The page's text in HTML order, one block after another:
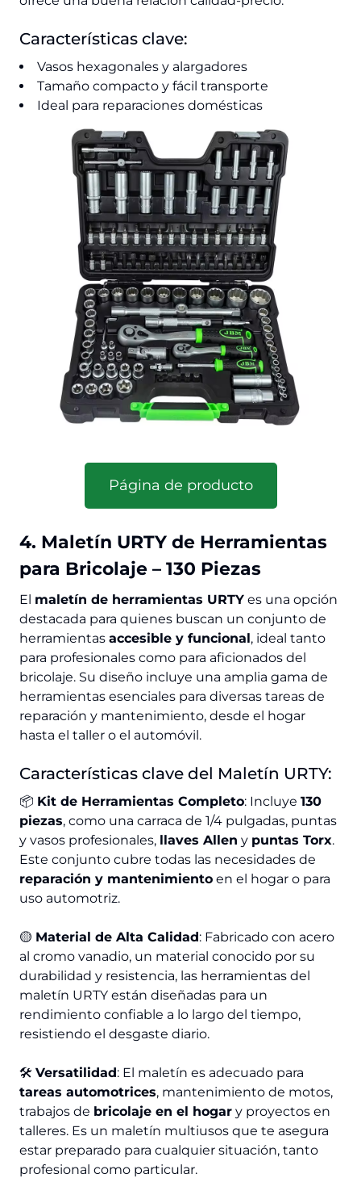
Características clave:
Vasos hexagonales y alargadores
Tamaño compacto y fácil transporte
Ideal para reparaciones domésticas
Página de producto
4. Maletín URTY de Herramientas
para Bricolaje – 130 Piezas
El maletín de herramientas URTY es una opción
destacada para quienes buscan un conjunto de
herramientas accesible y funcional, ideal tanto
para profesionales como para aficionados del
bricolaje. Su diseño incluye una amplia gama de
herramientas esenciales para diversas tareas de
reparación y mantenimiento, desde el hogar
hasta el taller o el automóvil.
Características clave del Maletín URTY:
📦 Kit de Herramientas Completo: Incluye 130
piezas, como una carraca de 1/4 pulgadas, puntas
y vasos profesionales, llaves Allen y puntas Torx.
Este conjunto cubre todas las necesidades de
reparación y mantenimiento en el hogar o para
uso automotriz.
🟡 Material de Alta Calidad: Fabricado con acero
al cromo vanadio, un material conocido por su
durabilidad y resistencia, las herramientas del
maletín URTY están diseñadas para un
rendimiento confiable a lo largo del tiempo,
resistiendo el desgaste diario.
🛠️ Versatilidad: El maletín es adecuado para
tareas automotrices, mantenimiento de motos,
trabajos de bricolaje en el hogar y proyectos en
talleres. Es un maletín multiusos que te asegura
estar preparado para cualquier situación, tanto
profesional como particular.